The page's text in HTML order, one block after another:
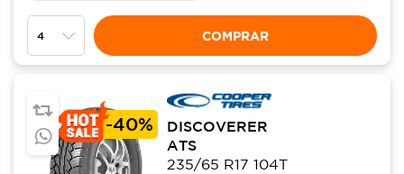
COMPRAR
-40%
DISCOVERER
ATS
235/65 R17 104T